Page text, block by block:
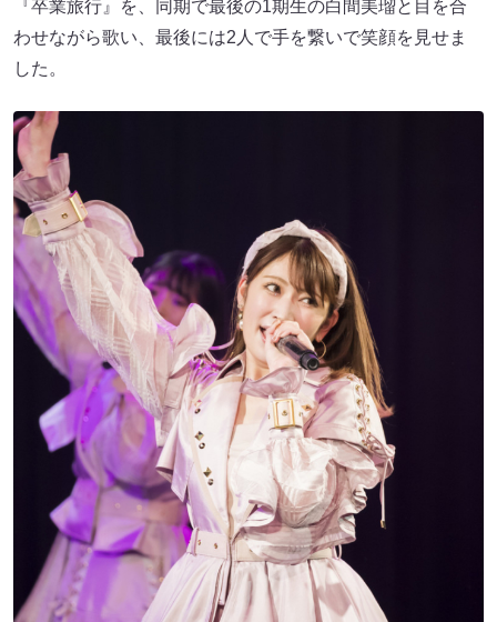
『卒業旅行』を、同期で最後の1期生の白間美瑠と目を合
わせながら歌い、最後には2人で手を繋いで笑顔を見せま
した。